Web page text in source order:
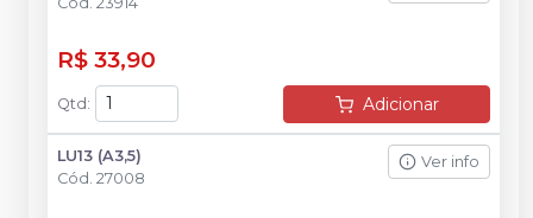
R$ 33,90
Qtd : Adicionar
LU13 (A3,5)
Cód. 27008
Ver info